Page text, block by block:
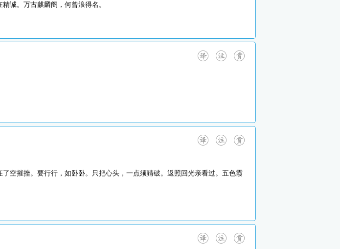
诚。万古麒麟阁，何曾浪得名。
空摧挫。要行行，如卧卧。只把心头，一点须猜破。返照回光亲看过。五色霞